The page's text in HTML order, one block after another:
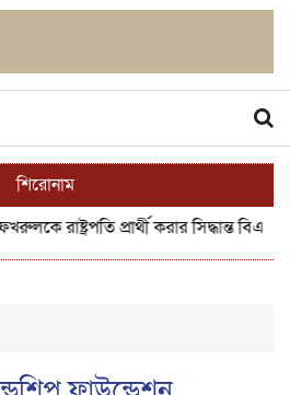
শিরোনাম
রাষ্ট্রপতি প্রার্থী করার সিদ্ধান্ত বিএনপির